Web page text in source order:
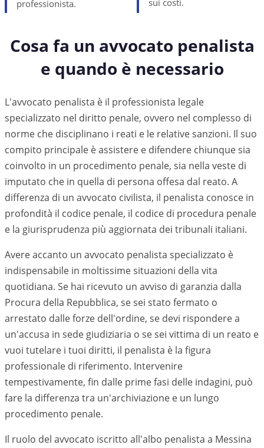
professionista.
sui costi.
Cosa fa un avvocato penalista
e quando è necessario
L'avvocato penalista è il professionista legale
specializzato nel diritto penale, ovvero nel complesso di
norme che disciplinano i reati e le relative sanzioni. Il suo
compito principale è assistere e difendere chiunque sia
coinvolto in un procedimento penale, sia nella veste di
imputato che in quella di persona offesa dal reato. A
differenza di un avvocato civilista, il penalista conosce in
profondità il codice penale, il codice di procedura penale
e la giurisprudenza più aggiornata dei tribunali italiani.
Avere accanto un avvocato penalista specializzato è
indispensabile in moltissime situazioni della vita
quotidiana. Se hai ricevuto un avviso di garanzia dalla
Procura della Repubblica, se sei stato fermato o
arrestato dalle forze dell'ordine, se devi rispondere a
un'accusa in sede giudiziaria o se sei vittima di un reato e
vuoi tutelare i tuoi diritti, il penalista è la figura
professionale di riferimento. Intervenire
tempestivamente, fin dalle prime fasi delle indagini, può
fare la differenza tra un'archiviazione e un lungo
procedimento penale.
Il ruolo del avvocato iscritto all'albo penalista a Messina